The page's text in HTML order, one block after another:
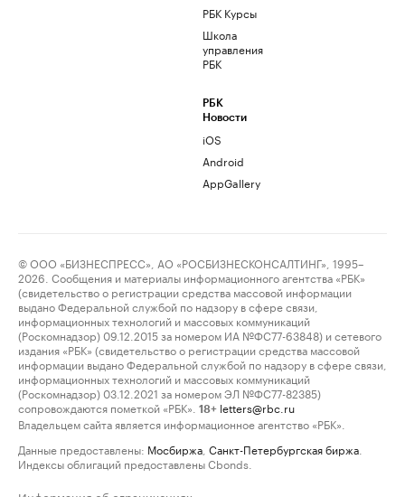
РБК Курсы
Школа
управления
РБК
РБК
Новости
iOS
Android
AppGallery
© ООО «БИЗНЕСПРЕСС», АО «РОСБИЗНЕСКОНСАЛТИНГ», 1995–
2026. Сообщения и материалы информационного агентства «РБК»
(свидетельство о регистрации средства массовой информации
выдано Федеральной службой по надзору в сфере связи,
информационных технологий и массовых коммуникаций
(Роскомнадзор) 09.12.2015 за номером ИА №ФС77-63848) и сетевого
издания «РБК» (свидетельство о регистрации средства массовой
информации выдано Федеральной службой по надзору в сфере связи,
информационных технологий и массовых коммуникаций
(Роскомнадзор) 03.12.2021 за номером ЭЛ №ФС77-82385)
сопровождаются пометкой «РБК».
18+ letters@rbc.ru
Владельцем сайта является информационное агентство «РБК».
Данные предоставлены: Мосбиржа Санкт-Петербургская биржа
Индексы облигаций предоставлены Cbonds.